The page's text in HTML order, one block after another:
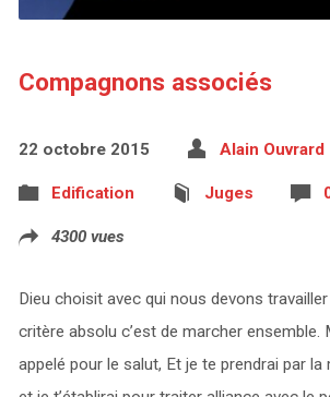
Compagnons associés
22 octobre 2015 Alain Ouvrard
Edification Juges
4300 vues
Dieu choisit avec qui nous devons
critère absolu c’est de marcher ensemble.
appelé pour le salut, Et je te prendrai par la